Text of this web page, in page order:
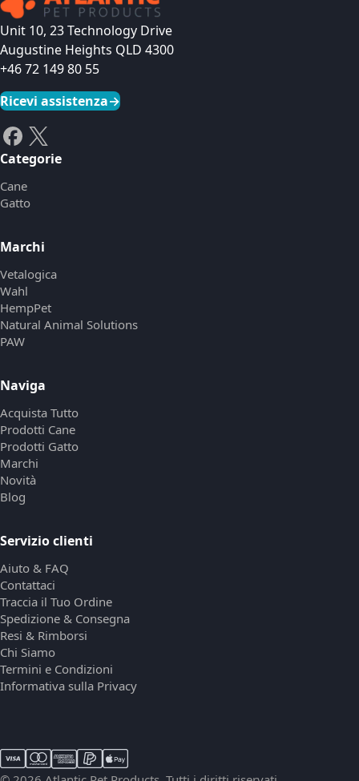
Unit 10, 23 Technology Drive
Augustine Heights QLD 4300
+46 72 149 80 55
Ricevi assistenza→
Categorie
Cane
Gatto
Marchi
Vetalogica
Wahl
HempPet
Natural Animal Solutions
PAW
Naviga
Acquista Tutto
Prodotti Cane
Prodotti Gatto
Marchi
Novità
Blog
Servizio clienti
Aiuto & FAQ
Contattaci
Traccia il Tuo Ordine
Spedizione & Consegna
Resi & Rimborsi
Chi Siamo
Termini e Condizioni
Informativa sulla Privacy